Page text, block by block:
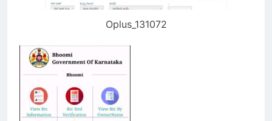
Oplus_131072